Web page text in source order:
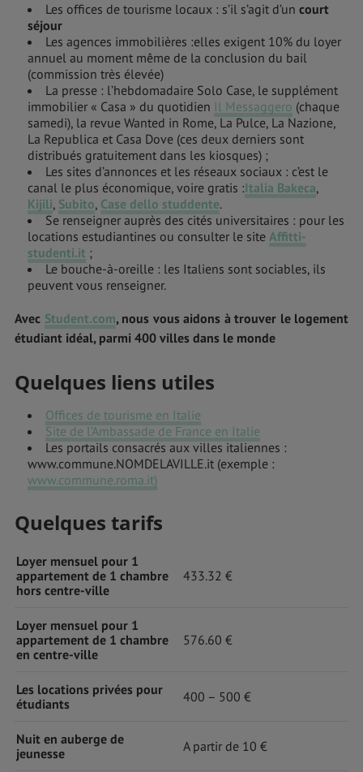
Les offices de tourisme locaux : s’il s’agit d’un court
séjour
Les agences immobilières :elles exigent 10% du loyer
annuel au moment même de la conclusion du bail
(commission très élevée)
La presse : l’hebdomadaire Solo Case, le supplément
immobilier « Casa » du quotidien Il Messaggero (chaque
samedi), la revue Wanted in Rome, La Pulce, La Nazione,
La Republica et Casa Dove (ces deux derniers sont
distribués gratuitement dans les kiosques) ;
Les sites d’annonces et les réseaux sociaux : c’est le
canal le plus économique, voire gratis :Italia Bakeca,
Kijili, Subito, Case dello studdente.
Se renseigner auprès des cités universitaires : pour les
locations estudiantines ou consulter le site Affitti-
studenti.it ;
Le bouche-à-oreille : les Italiens sont sociables, ils
peuvent vous renseigner.
Avec Student.com, nous vous aidons à trouver le logement
étudiant idéal, parmi 400 villes dans le monde
Quelques liens utiles
Offices de tourisme en Italie
Site de l’Ambassade de France en Italie
Les portails consacrés aux villes italiennes :
www.commune.NOMDELAVILLE.it (exemple :
www.commune.roma.it)
Quelques tarifs
Loyer mensuel pour 1
appartement de 1 chambre
hors centre-ville
433.32 €
Loyer mensuel pour 1
appartement de 1 chambre
en centre-ville
576.60 €
Les locations privées pour
étudiants
400 – 500 €
Nuit en auberge de
jeunesse
A partir de 10 €